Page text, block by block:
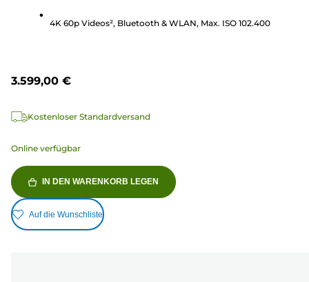
4K 60p Videos², Bluetooth & WLAN, Max. ISO 102.400
3.599,00 €
Kostenloser Standardversand
Online verfügbar
IN DEN WARENKORB LEGEN
Auf die Wunschliste